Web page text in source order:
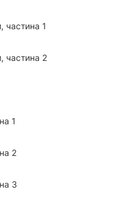
частина 1
частина 2
1
2
3